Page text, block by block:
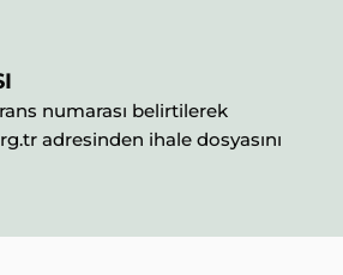
numarası belirtilerek
adresinden ihale dosyasını